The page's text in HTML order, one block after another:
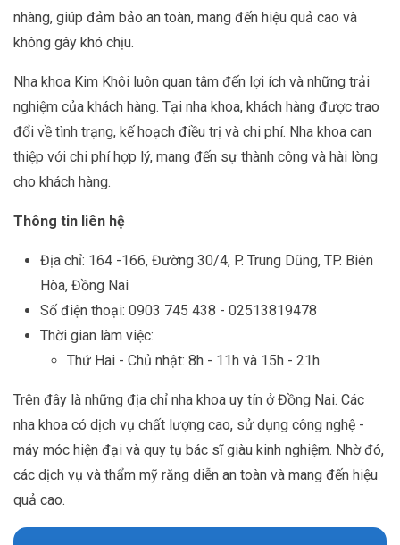
nhàng, giúp đảm bảo an toàn, mang đến hiệu quả cao và
không gây khó chịu.
Nha khoa Kim Khôi luôn quan tâm đến lợi ích và những trải
nghiệm của khách hàng. Tại nha khoa, khách hàng được trao
đổi về tình trạng, kế hoạch điều trị và chi phí. Nha khoa can
thiệp với chi phí hợp lý, mang đến sự thành công và hài lòng
cho khách hàng.
Thông tin liên hệ
Địa chỉ: 164 -166, Đường 30/4, P. Trung Dũng, TP. Biên
Hòa, Đồng Nai
Số điện thoại: 0903 745 438 - 02513819478
Thời gian làm việc:
Thứ Hai - Chủ nhật: 8h - 11h và 15h - 21h
Trên đây là những địa chỉ nha khoa uy tín ở Đồng Nai. Các
nha khoa có dịch vụ chất lượng cao, sử dụng công nghệ -
máy móc hiện đại và quy tụ bác sĩ giàu kinh nghiệm. Nhờ đó,
các dịch vụ và thẩm mỹ răng diễn an toàn và mang đến hiệu
quả cao.